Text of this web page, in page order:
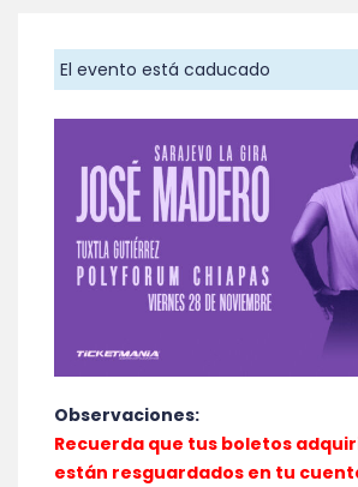
El evento está caducado
Observaciones:
Recuerda que tus boletos
están resguardados en tu